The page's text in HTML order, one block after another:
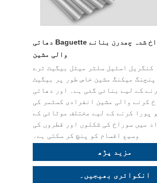
دھاتی Baguette ٹرے سوراخ شدہ چھدرن بنانے
والی مشین
کنگریل اسٹیل سلٹر میٹل بیگیٹ ٹرے
پنچنگ میکنگ مشین خاص طور پر بیگیٹ
کے لیے بنائی گئی ہے۔ اور دھاتی
کرنے والی مشین انفرادی کسٹمر کی
پورا کرنے کے لیے مختلف موٹائی کے
میں سوراخ کی شکلوں اور قطروں کی
وسیع اقسام کو پنچ کر سکتی ہے۔
مزید پڑھ
انکوائری بھیجیں۔